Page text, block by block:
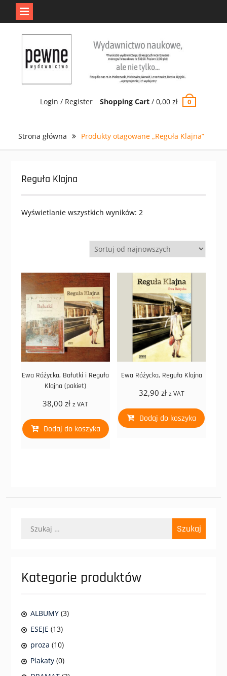
Login / Register Shopping Cart /0,00zł 0
Strona główna Produkty otagowane „Reguła Klajna”
Reguła Klajna
Wyświetlanie wszystkich wyników: 2
Ewa Różycka, Bałutki i Reguła
Klajna (pakiet)
38,00zł z VAT
Dodaj do koszyka
Ewa Różycka, Reguła Klajna
32,90 zł z VAT
Dodaj do koszyka
Kategorie produktów
ALBUMY (3)
ESEJE (13)
proza (10)
Plakaty (0)